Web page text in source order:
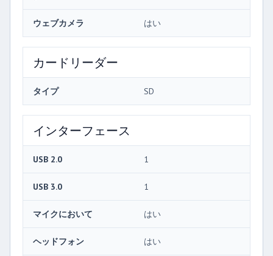
ウェブカメラ はい
カードリーダー
タイプ SD
インターフェース
USB 2.0 1
USB 3.0 1
マイクにおいて はい
ヘッドフォン はい